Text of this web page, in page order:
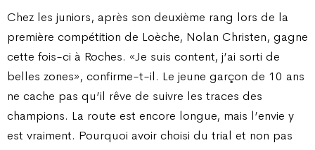
Chez les juniors, après son deuxième rang lors de la
première compétition de Loèche, Nolan Christen, gagne
cette fois-ci à Roches. «Je suis content, j’ai sorti de
belles zones», confirme-t-il. Le jeune garçon de 10 ans
ne cache pas qu’il rêve de suivre les traces des
champions. La route est encore longue, mais l’envie y
est vraiment. Pourquoi avoir choisi du trial et non pas